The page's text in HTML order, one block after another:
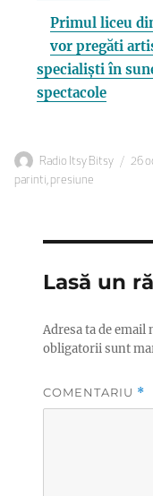
Primul liceu
vor pregăti
specialiști în
spectacole
Autor
Radio Itsy Bitsy 26
parinti, presiune
Lasă un
Adresa ta de email
obligatorii sunt
COMENTARIU *